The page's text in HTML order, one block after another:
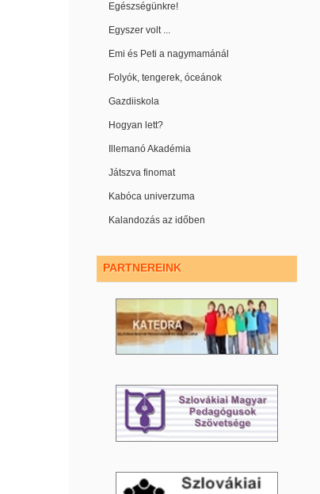
Egészségünkre!
Egyszer volt ...
Emi és Peti a nagymamánál
Folyók, tengerek, óceánok
Gazdiiskola
Hogyan lett?
Illemanó Akadémia
Játszva finomat
Kabóca univerzuma
Kalandozás az időben
PARTNEREINK